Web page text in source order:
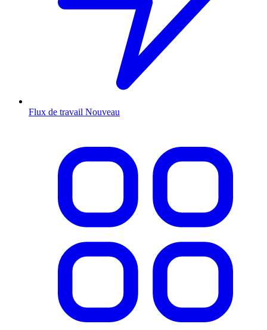
Flux de travail Nouveau